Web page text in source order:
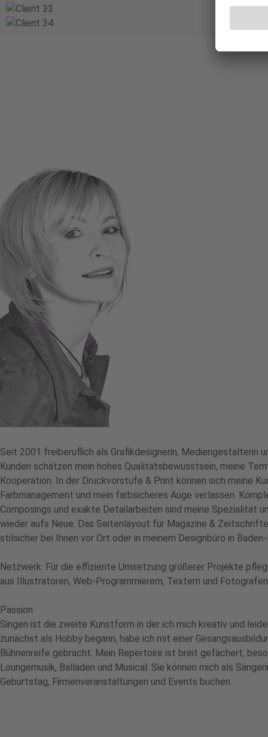
Seit 2001 freiberuflich als Grafikdesignerin, Mediengestalterin
Kunden schätzen mein hohes Qualitätsbewusstsein, meine
Kooperation. In der Druckvorstufe & Print können sich meine
Farbmanagement und mein farbsicheres Auge verlassen.
Composings und exakte Detailarbeiten sind meine Spezialität
wieder aufs Neue. Das Seitenlayout für Magazine &
stilsicher bei Ihnen vor Ort oder in meinem Designbüro in
Netzwerk: Für die effiziente Umsetzung größerer Projekte
aus Illustratoren, Web-Programmierern, Textern und
Passion
Singen ist die zweite Kunstform in der ich mich kreativ und
zunächst als Hobby begann, habe ich mit einer
Bühnenreife gebracht. Mein Repertoire ist breit gefächert,
Loungemusik, Balladen und Musical. Sie können mich als
Geburtstag, Firmenveranstaltungen und Events buchen.